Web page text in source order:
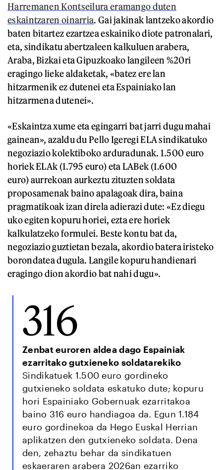
Harremanen Kontseilura eramango duten
eskaintzaren oinarria. Gai jakinak lantzeko akordio
baten bitartez ezartzea eskainiko diote patronalari,
eta, sindikatu abertzaleen kalkuluen arabera,
Araba, Bizkai eta Gipuzkoako langileen %20ri
eragingo lieke aldaketak, «batez ere lan
hitzarmenik ez dutenei eta Espainiako lan
hitzarmena dutenei».
«Eskaintza xume eta egingarri bat jarri dugu mahai
gainean», azaldu du Pello Igeregi ELA sindikatuko
negoziazio kolektiboko arduradunak. 1.500 euro
horiek ELAk (1.795 euro) eta LABek (1.600
euro) aurrekoan aurkeztu zituzten soldata
proposamenak baino apalagoak dira, baina
pragmatikoak izan direla adierazi dute: «Ez diegu
uko egiten kopuru horiei, ezta ere horiek
kalkulatzeko formulei. Beste kontu bat da,
negoziazio guztietan bezala, akordio batera iristeko
borondatea dugula. Langile kopuru handienari
eragingo dion akordio bat nahi dugu».
316
Zenbat euroren aldea dago Espainiak
ezarritako gutxieneko soldatarekiko
Sindikatuek 1.500 euro gordineko
gutxieneko soldata eskatuko dute; kopuru
hori Espainiako Gobernuak ezarritakoa
baino 316 euro handiagoa da. Egun 1.184
euro gordinekoa da Hego Euskal Herrian
aplikatzen den gutxieneko soldata. Dena
den, zehaztu behar da sindikatuen
eskaeraren arabera 2026an ezarriko